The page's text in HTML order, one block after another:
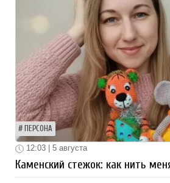
ПЕРСОНА
12:03 | 5 августа
Каменский стежок: как нить